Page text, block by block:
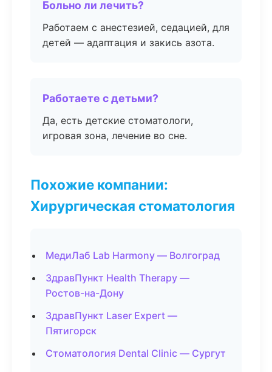
Больно ли лечить?
Работаем с анестезией, седацией, для
детей — адаптация и закись азота.
Работаете с детьми?
Да, есть детские стоматологи,
игровая зона, лечение во сне.
Похожие компании:
Хирургическая стоматология
МедиЛаб Lab Harmony — Волгоград
ЗдравПункт Health Therapy —
Ростов-на-Дону
ЗдравПункт Laser Expert —
Пятигорск
Стоматология Dental Clinic — Сургут